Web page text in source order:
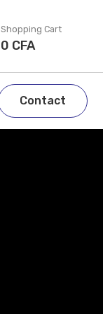
Shopping Cart
0 CFA
Contact